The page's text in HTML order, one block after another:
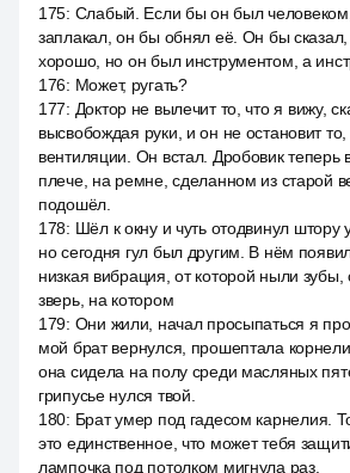
175: Слабый. Если бы он был
заплакал, он бы обнял её. Он бы сказал,
хорошо, но он был инструментом, а
176: Может, ругать?
177: Доктор не вылечит то, что я вижу,
высвобождая руки, и он не остановит
вентиляции. Он встал. Дробовик теперь
плече, на ремне, сделанном из старой
подошёл.
178: Шёл к окну и чуть отодвинул штору
но сегодня гул был другим. В нём
низкая вибрация, от которой ныли зубы,
зверь, на котором
179: Они жили, начал просыпаться я
мой брат вернулся, прошептала
она сидела на полу среди масляных
грипусье нулся твой.
180: Брат умер под гадесом карнелия.
это единственное, что может тебя
лампочка под потолком мигнула раз.